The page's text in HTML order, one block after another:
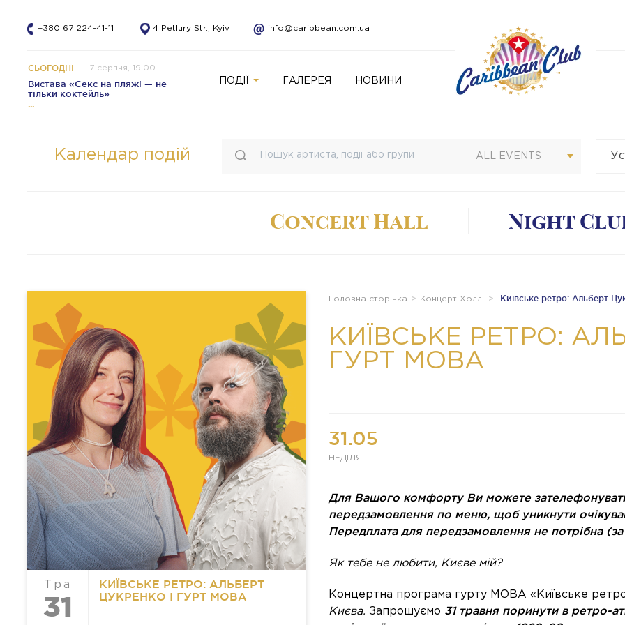
+380 67 224-41-11 4 Petlury Str., Kyiv info@caribbean.com.ua
СЬОГОДНІ 7 серпня, 19:00
Вистава «Секс на пляжі — не
тільки коктейль»
ПОДІЇ ГАЛЕРЕЯ НОВИНИ
Календар подій ALL EVENTS
Concert Hall Night
Тра
31
КИЇВСЬКЕ РЕТРО: АЛЬБЕРТ
ЦУКРЕНКО І ГУРТ МОВА
Головна сторінка Концерт Холл Київське ретро: Альберт
КИЇВСЬКЕ РЕТРО:
ГУРТ МОВА
31.05
НЕДІЛЯ
Для Вашого комфорту Ви можете
передзамовлення по меню, щоб уникнути
Передплата для передзамовлення не потрібна (за
Як тебе не любити, Києве мій?
Концертна програма гурту МОВА «Київське
Києва. Запрошуємо 31 травня поринути в ретро-